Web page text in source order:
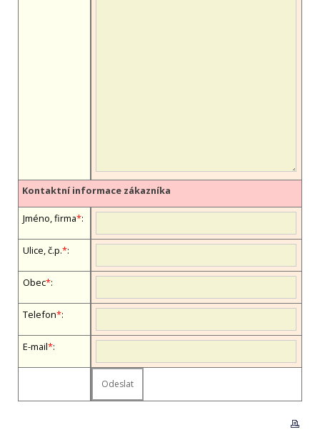
Kontaktní informace zákazníka
Jméno, firma*:
Ulice, č.p.*:
Obec*:
Telefon*:
E-mail*: